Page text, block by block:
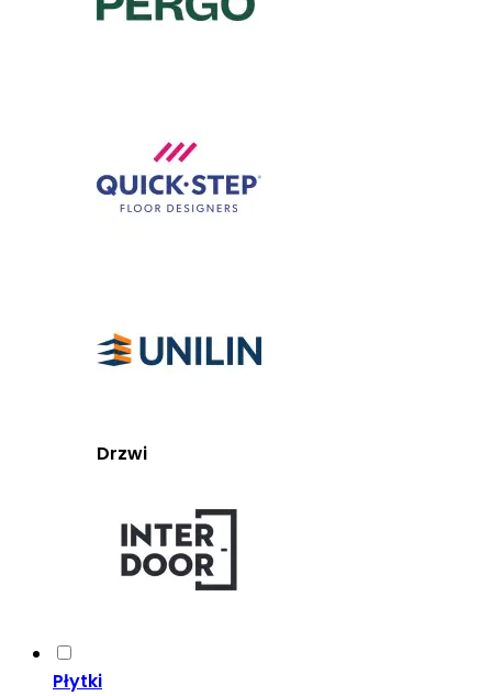
Drzwi
Płytki